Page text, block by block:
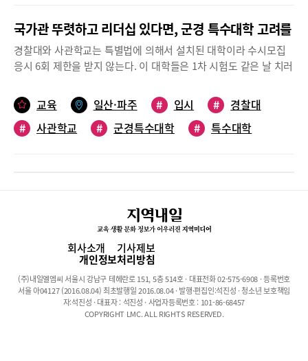
북은 0.81대1로 미달이 되었고 사회통합 0.48대1로 미달되었다. 전
년보다 일반전형 경쟁률은 소폭 상승하였지만 1차 서류전형에서
192명을 선발하므로 내신성적에 관계없이 모두 2단계 면접 대상자
가 되었다.김천고 경쟁률 분석1단계 내신성적 반영에 대하여 알아
내신성적을 3학기만 반영하는 것과 비교해 차이를 보이고 있다. 하
지만 국어, 영어, 수학 중 2과목을 선택하고 과학,사회(역사) 중 1과
목을 선택해 총 3과목을 반영한다. 반영비율은 학년별로 2학년
천고를 지원하게 되면 내신성적이 모두 만점이 된다.성취도에 따른
학년별 점수표2단계 김천고 면접은 학생부와 자기소개서를 기반으
로 사실을 검증하는 면접을 실시한다. 면접은 단편적인 교과 지식을
묻는 질문보다는 학생의 자기주도학습 과정과 능력 그리고 발전가
능성을 묻는 학업 역량과 성실성, 가치관, 리더쉽을 묻는 인성영역
등을 종합적으로 판단할 수 있는 내용으로 진행한다. 또한 김천고의
건학이념이 학교를 육성하여 민족정신을 함양하라이므로 면접 시
국가관 뚜렷하고 리더십 있다면, 군경 특수대학 고려를
경찰대와 사관학교는 특별법에 의해서 설치된 대학이라 수시모집
응시 6회 제한을 받지 않는다. 이 대학들은 1차 시험도 같은 날 치러
경찰대는 2021학년도부터 선발 인원을 절반인 50명으로 줄이고,
성별 분리선발도 폐지한다. 기존 12%로 제한하던 여학생 비율을
없애면서 남녀통합으로 선발하며, 나이 제한도 21세에서 41세로 완
시험은 수능과 유사한 형태로 출제되고 출제 범위가 동일해 수능과
병행하여 대비할 수 있다. 학교 공부에 충실하며 수능과 함께 대비
하되 각 대학의 기출문제를 반드시 찾아 풀어보고 유형을 익히는 것
이 좋다.⑴ 선발인원(2021학년도 기준)구 분육군사관학교해군사관
여40)170(남150/여20)215(남193/여22 내외))90(남10%/여
90% 내외)100명(남88/여12)2021대입330(남290/여40)170(남
150/여20)215(남193/여22 내외))90(남10%/여90% 내외)50명(남
교육 일산·파주 # 입시 #
경찰대
#
사관학교 # 군경특수대학 #
특수대학
회사소개 기사제보
개인정보처리방침
(주)내일엘엠씨 서울시 강남구 테헤란로 151, 5층 514호 · 대표전화 02-575-6908 · 등록번호
서울 아04127 (2016.08.04) 최초발행일 2016.08.04 · 발행·편집인:석진성 · 청소년 보호책임
자:석진성 · 대표자 : 석진성 · 사업자등록번호 : 101-86-68457
COPYRIGHT LMC. ALL RIGHTS RESERVED.